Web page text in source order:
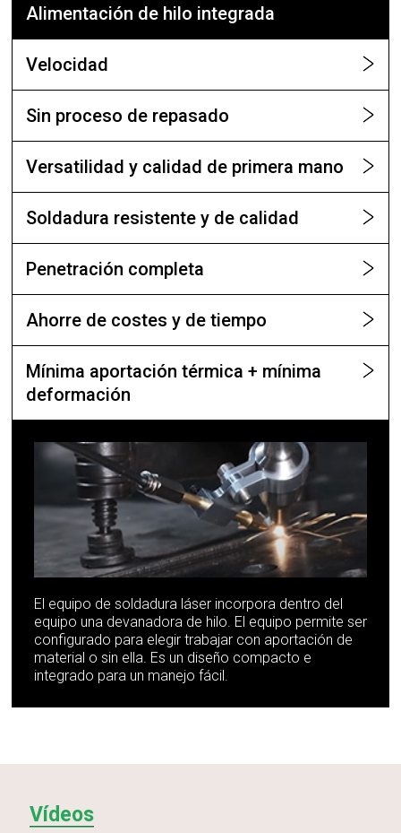
Alimentación de hilo integrada
Velocidad
Sin proceso de repasado
Versatilidad y calidad de primera mano
Soldadura resistente y de calidad
Penetración completa
Ahorre de costes y de tiempo
Mínima aportación térmica + mínima
deformación
El equipo de soldadura láser incorpora dentro del
equipo una devanadora de hilo. El equipo permite ser
configurado para elegir trabajar con aportación de
material o sin ella. Es un diseño compacto e
integrado para un manejo fácil.
Vídeos